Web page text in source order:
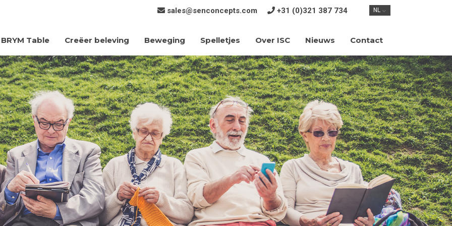
sales@senconcepts.com +31 (0)321 387 734 NL
BRYM Table Creëer beleving Beweging Spelletjes Over ISC Nieuws Contact